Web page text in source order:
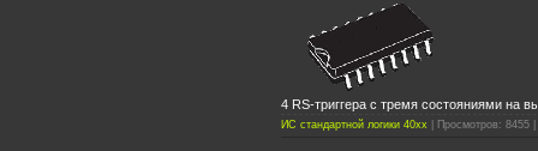
4 RS-триггера с тремя состояниями на
ИС стандартной логики 40xx | Просмотров: 8455